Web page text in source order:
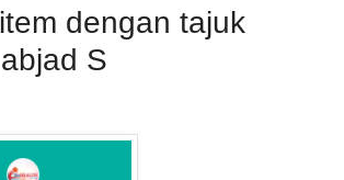
dengan tajuk
S